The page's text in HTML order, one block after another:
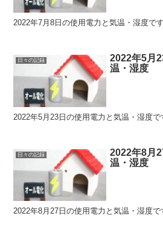
2022年7月8日の使用電力と気温・湿度です
日々の記録
2022年5月
温・湿度
2022年5月23日の使用電力と気温・湿度で
日々の記録
2022年8月
温・湿度
2022年8月27日の使用電力と気温・湿度で